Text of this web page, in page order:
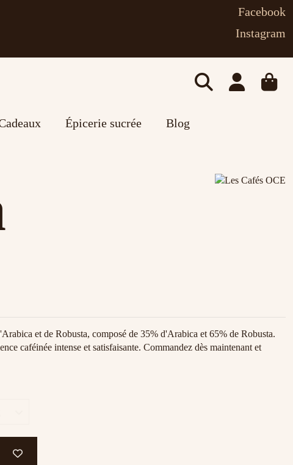
Facebook
Instagram
Épicerie sucrée Blog
et de Robusta, composé de 35% d'Arabica et 65% de Robusta.
caféinée intense et satisfaisante. Commandez dès maintenant et